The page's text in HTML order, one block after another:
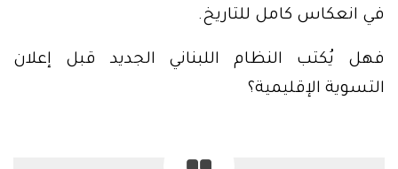
في انعكاس كامل للتاريخ.
فهل يُكتب النظام اللبناني الجديد قبل إعلان
التسوية الإقليمية؟